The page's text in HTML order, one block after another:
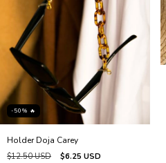
-50% 🔥
Holder Doja Carey
$12.50 USD $6.25 USD